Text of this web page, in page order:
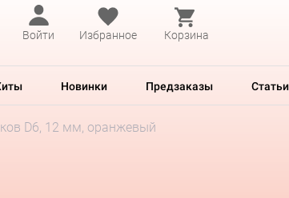
Войти
Избранное Корзина
Новинки Предзаказы Статьи
D6, 12 мм, оранжевый